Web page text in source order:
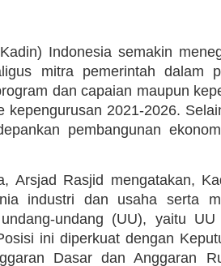
Indonesia semakin
mitra pemerintah dalam
dan capaian maupun
kepengurusan 2021-2026.
pembangunan
Arsjad Rasjid mengatakan,
industri dan usaha serta
undang (UU), yaitu
ini diperkuat dengan
Dasar dan Anggaran